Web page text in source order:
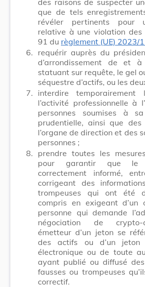
que de tels
révéler pertinents pour
relative à une violation
91 du règlement (UE) 2023/
6. requérir auprès du
d’arrondissement de et à
statuant sur requête, le gel
séquestre d’actifs, ou les
7. interdire temporairement
l’activité professionnelle à
personnes soumises à
prudentielle, ainsi que des
l’organe de direction et des
personnes ;
8. prendre toutes les
pour garantir que le
correctement informé,
corrigeant des
trompeuses qui ont été
compris en exigeant d’un
personne qui demande
négociation de crypto-
émetteur d’un jeton se
des actifs ou d’un jeton
électronique ou de toute
ayant publié ou diffusé
fausses ou trompeuses
correctif.